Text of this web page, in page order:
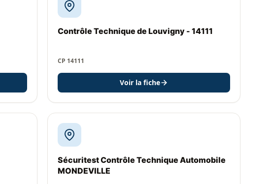
Contrôle Technique de Louvigny - 14111
CP 14111
Voir la fiche
Sécuritest Contrôle Technique Automobile
MONDEVILLE